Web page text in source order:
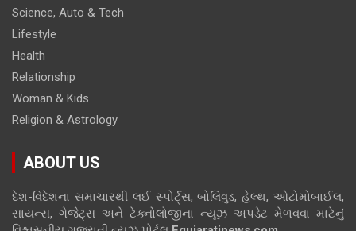
Science, Auto & Tech
Lifestyle
Health
Relationship
Woman & Kids
Religion & Astrology
ABOUT US
દેશ-વિદેશના સમાચારથી લઈ સ્પોર્ટ્સ, બોલિવુડ, હેલ્થ, ઓટોમોબાઈલ,
સાયન્સ, ગેજેટ્સ અને ટેક્નોલોજીના ન્યૂઝ અપડેટ મેળવવા માટેનું